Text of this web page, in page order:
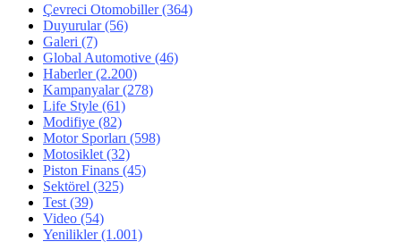
Çevreci Otomobiller(364)
Duyurular(56)
Galeri (7)
Global Automotive (46)
Haberler(2.200)
Kampanyalar(278)
Life Style (61)
Modifiye (82)
Motor Sporları (598)
Motosiklet (32)
Piston Finans (45)
Sektörel (325)
Test (39)
Video (54)
Yenilikler(1.001)